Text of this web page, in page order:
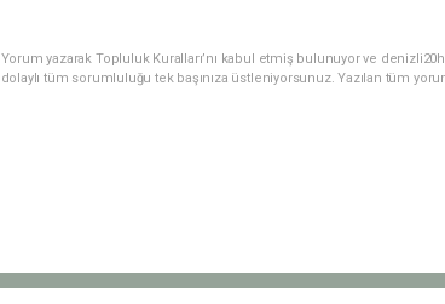
Yorum yazarak Topluluk Kuralları’nı kabul etmiş bulunuyor ve
dolaylı tüm sorumluluğu tek başınıza üstleniyorsunuz. Yazılan tüm